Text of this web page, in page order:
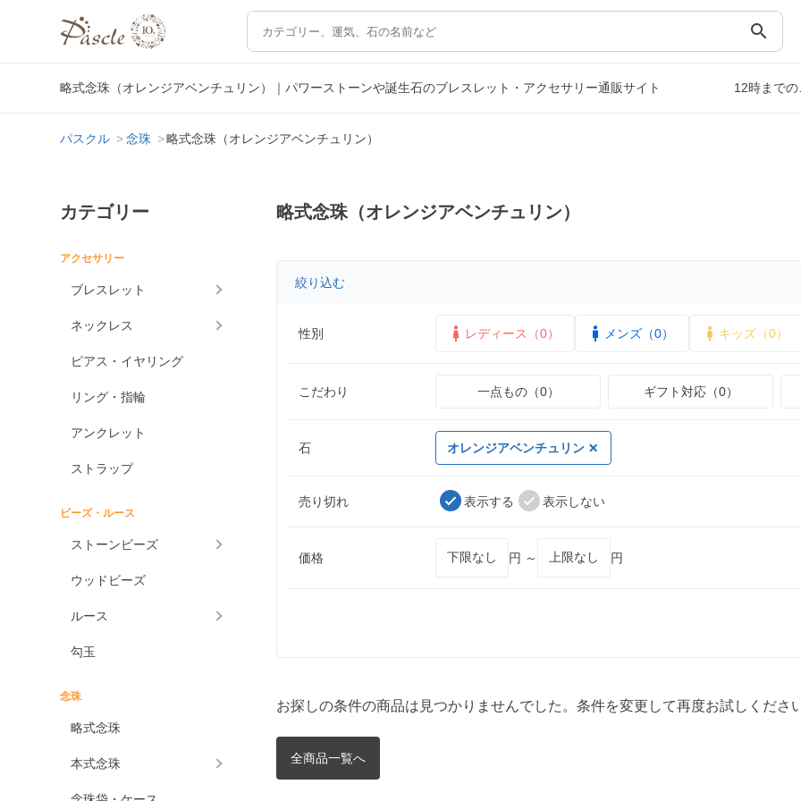
search
略式念珠（オレンジアベンチュリン）｜パワーストーンや誕生石のブレスレット・アクセサリー通販サイト 12時まで
パスクル 念珠 略式念珠（オレンジアベンチュリン）
カテゴリー
アクセサリー
ブレスレット
ネックレス
ピアス・イヤリング
リング・指輪
アンクレット
ストラップ
ビーズ・ルース
ストーンビーズ
ウッドビーズ
ルース
勾玉
念珠
略式念珠
本式念珠
略式念珠（オレンジアベンチュリン）
絞り込む
性別 レディース（0） メンズ（0） キッズ（0）
こだわり 一点もの（0） ギフト対応（0）
石 オレンジアベンチュリン
売り切れ 表示する 表示しない
価格 円 ～ 円
お探しの条件の商品は見つかりませんでした。条件を変更して再度お試しください
全商品一覧へ